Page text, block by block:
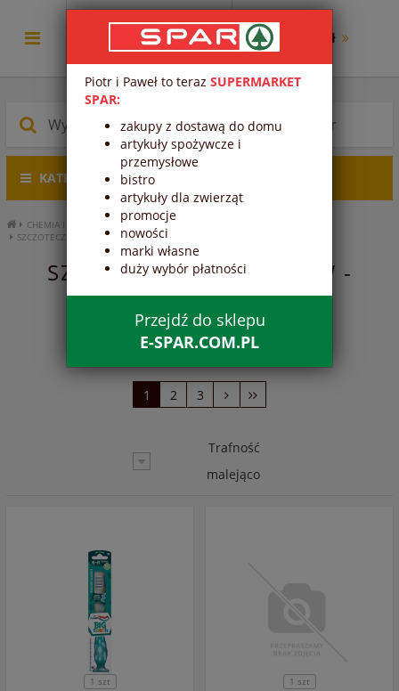
0.00 zł
KATEGORIE PRODUKTÓW
CHEMIA I KOSMETYKI KOSMETYKI
SZCZOTECZKI DO ZĘBÓW
SZCZOTECZKI DO ZĘBÓW -
HIGIENA JAMY USTNEJ -
KOSMETYKI - CHEMIA I
KOSMETYKI
1 2 3
Trafność
malejąco
1 szt 1 szt
Piotr i Paweł to teraz SUPERMARKET
SPAR:
zakupy z dostawą do domu
artykuły spożywcze i
przemysłowe
bistro
artykuły dla zwierząt
promocje
nowości
marki własne
duży wybór płatności
Przejdź do sklepu
E-SPAR.COM.PL